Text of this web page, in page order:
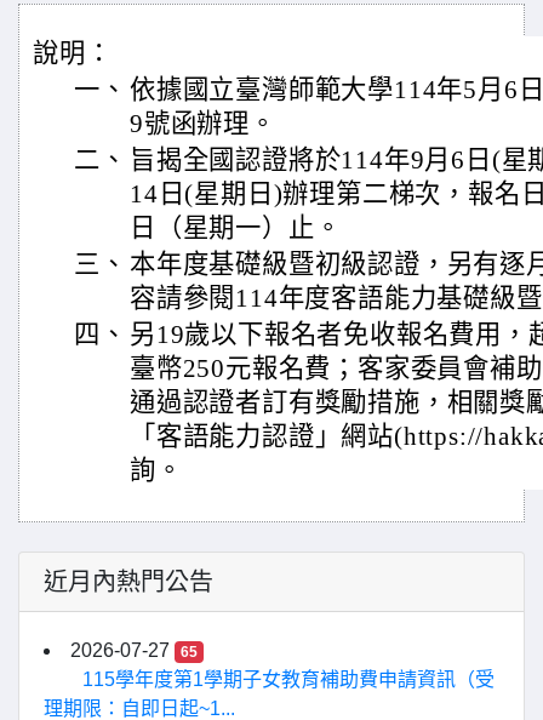
說明：
一、 依據國立臺灣師範大學114年5月6
9號函辦理。
二、 旨揭全國認證將於114年9月6日(星
14日(星期日)辦理第二梯次，報名
日（星期一）止。
三、 本年度基礎級暨初級認證，另有逐
容請參閱114年度客語能力基礎級
四、 另19歲以下報名者免收報名費用，
臺幣250元報名費；客家委員會補
通過認證者訂有獎勵措施，相關獎
「客語能力認證」網站(https://
詢。
近月內熱門公告
2026-07-27 65
115學年度第1學期子女教育補助費申請資訊（受
理期限：自即日起~1...